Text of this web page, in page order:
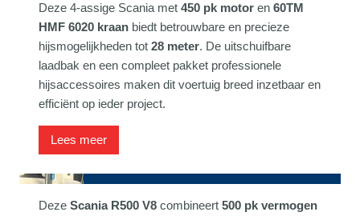
Deze 4-assige Scania met 450 pk motor en 60TM
HMF 6020 kraan biedt betrouwbare en precieze
hijsmogelijkheden tot 28 meter. De uitschuifbare
laadbak en een compleet pakket professionele
hijsaccessoires maken dit voertuig breed inzetbaar en
efficiënt op ieder project.
Lees meer
Deze Scania R500 V8 combineert 500 pk vermogen